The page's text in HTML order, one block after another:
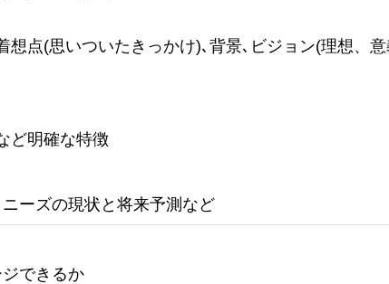
想点(思いついたきっかけ)､背景､ビジョン(理想、意
ど明確な特徴
ーズの現状と将来予測など
できるか